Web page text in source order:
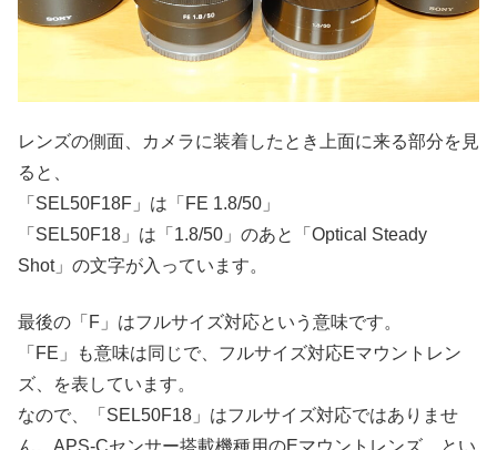
レンズの側面、カメラに装着したとき上面に来る部分を見
ると、
「SEL50F18F」は「FE 1.8/50」
「SEL50F18」は「1.8/50」のあと「Optical Steady
Shot」の文字が入っています。
最後の「F」はフルサイズ対応という意味です。
「FE」も意味は同じで、フルサイズ対応Eマウントレン
ズ、を表しています。
なので、「SEL50F18」はフルサイズ対応ではありませ
ん。APS-Cセンサー搭載機種用のEマウントレンズ、とい